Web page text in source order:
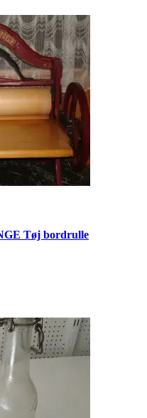
Tøj bordrulle